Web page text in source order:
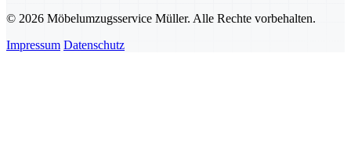
© 2026 Möbelumzugsservice Müller. Alle Rechte vorbehalten.
Impressum Datenschutz